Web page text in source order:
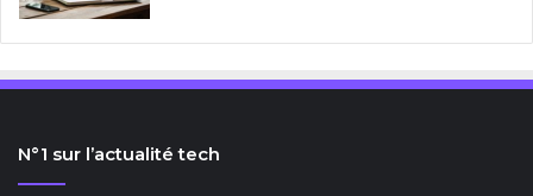
N°1 sur l’actualité tech